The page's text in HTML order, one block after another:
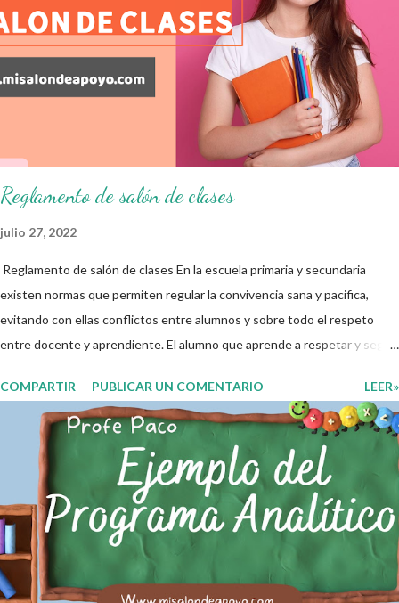
finalidad de que elaboramos un plan de intervención adecuado para
atender las necesidades que nuestro grupo requiera de acuerdo a los
resultados del examen trimestral que apliquemos. Sin mas que decir les
damos las gracias para seguir apoyándonos en este nuevo blog
educativo y gracias por su preferencia. Recuerden que todo material
Reglamento de salón de clases
julio 27, 2022
Reglamento de salón de clases En la escuela primaria y secundaria
existen normas que permiten regular la convivencia sana y pacifica,
evitando con ellas conflictos entre alumnos y sobre todo el respeto
entre docente y aprendiente. El alumno que aprende a respetar y seguir
entiende las consecuencias de sus acciones, es por eso que el objetivo
fundamental de las normas de clases o reglamento de aula buscan
formar aprendientes que desde pequeños, entiendan, analizan y
practiquen las grandes responsabilidades que conlleva ser un buen
ciudadano. A continuación les compartimos algunos ejemplos de reglas
de salón de clases: 1. Cumplo con mis tareas y trabajos. 2. Cuidado mi
higiene personal. 3. Levanto la mano para hablar. 4. Pido permiso para
ir al baño 5. Deposito la basura en su lugar. 6. Cumplo con mis útiles
esc...
COMPARTIR PUBLICAR UN COMENTARIO LEER»